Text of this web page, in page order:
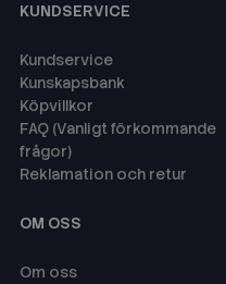
KUNDSERVICE
Kundservice
Kunskapsbank
Köpvillkor
FAQ (Vanligt förkommande
frågor)
Reklamation och retur
OM OSS
Om oss